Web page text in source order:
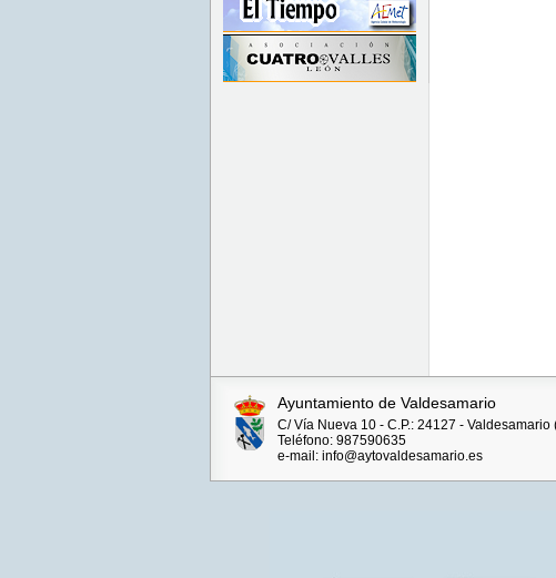
Ayuntamiento de Valdesamario
C/ Vía Nueva 10 - C.P.: 24127 - Valdesamario
Teléfono: 987590635
e-mail: info@aytovaldesamario.es